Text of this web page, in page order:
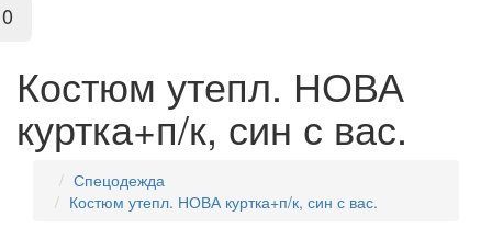
0
Костюм утепл. НОВА
куртка+п/к, син с вас.
Спецодежда
Костюм утепл. НОВА куртка+п/к, син с вас.